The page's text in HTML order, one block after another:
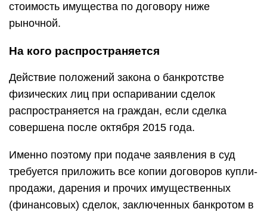
стоимость имущества по договору ниже
рыночной.
На кого распространяется
Действие положений закона о банкротстве
физических лиц при оспаривании сделок
распространяется на граждан, если сделка
совершена после октября 2015 года.
Именно поэтому при подаче заявления в суд
требуется приложить все копии договоров купли-
продажи, дарения и прочих имущественных
(финансовых) сделок, заключенных банкротом в